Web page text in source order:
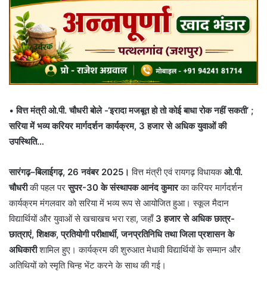
•वित्त मंत्री ओ.पी. चौधरी बोले -‘इरादा मजबूत हो तो कोई बाधा रोक नहीं सकती’ ;
सरिया में भव्य करियर मार्गदर्शन कार्यक्रम, 3 हजार से अधिक युवाओं की
उपस्थिति…
सारंगढ़–बिलाईगढ़, 26 नवंबर 2025। वित्त मंत्री एवं रायगढ़ विधायकओ.पी.
चौधरीकी पहल परसुपर-30 के संस्थापक आनंद कुमारका करियर मार्गदर्शन
कार्यक्रम मंगलवार को सरिया में भव्य रूप से आयोजित हुआ। स्कूल मैदान
विद्यार्थियों और युवाओं से खचाखच भरा रहा, जहाँ 3 हजार से अधिक छात्र-
छात्राएं, शिक्षक, प्रतियोगी परीक्षार्थी, जनप्रतिनिधि तथा जिला प्रशासन के
अधिकारीशामिल हुए। कार्यक्रम की शुरुआत मेधावी विद्यार्थियों के सम्मान और
अतिथियों को स्मृति चिन्ह भेंट करने के साथ की गई।